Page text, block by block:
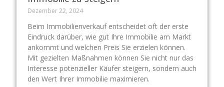
Dezember 22, 2024
Beim Immobilienverkauf entscheidet oft der erste
Eindruck darüber, wie gut Ihre Immobilie am Markt
ankommt und welchen Preis Sie erzielen können.
Mit gezielten Maßnahmen können Sie nicht nur das
Interesse potenzieller Käufer steigern, sondern auch
den Wert Ihrer Immobilie maximieren.